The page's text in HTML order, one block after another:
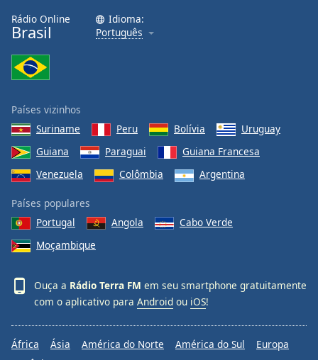
Rádio Online
Brasil
Idioma:
Português
Países vizinhos
Suriname
Peru Bolívia
Uruguay
Guiana
Paraguai
Guiana Francesa
Venezuela
Colômbia Argentina
Países populares
Portugal
Angola
Cabo Verde
Moçambique
Ouça a Rádio Terra FM em seu smartphone gratuitamente
com o aplicativo para Android ou iOS!
África Ásia América do Norte América do Sul
Europa